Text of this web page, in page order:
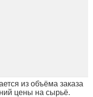
из объёма заказа
цены на сырьё.